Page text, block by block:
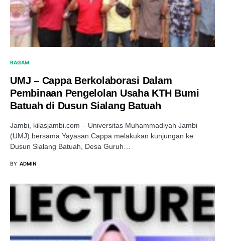
RAGAM
UMJ – Cappa Berkolaborasi Dalam
Pembinaan Pengelolan Usaha KTH Bumi
Batuah di Dusun Sialang Batuah
Jambi, kilasjambi.com – Universitas Muhammadiyah Jambi
(UMJ) bersama Yayasan Cappa melakukan kunjungan ke
Dusun Sialang Batuah, Desa Guruh…
BY ADMIN